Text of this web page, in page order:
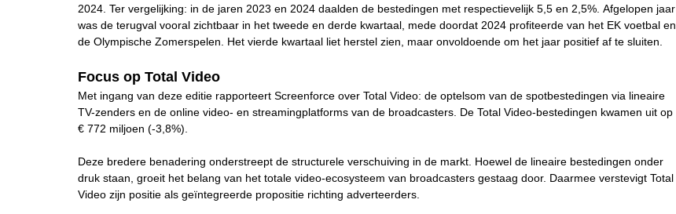
2024. Ter vergelijking: in de jaren 2023 en 2024 daalden de bestedingen met respectievelijk 5,5 en 2,5%. Afgelopen jaar
was de terugval vooral zichtbaar in het tweede en derde kwartaal, mede doordat 2024 profiteerde van het EK voetbal en
de Olympische Zomerspelen. Het vierde kwartaal liet herstel zien, maar onvoldoende om het jaar positief af te sluiten.
Focus op Total Video
Met ingang van deze editie rapporteert Screenforce over Total Video: de optelsom van de spotbestedingen via lineaire
TV-zenders en de online video- en streamingplatforms van de broadcasters. De Total Video-bestedingen kwamen uit op
€ 772 miljoen (-3,8%).
Deze bredere benadering onderstreept de structurele verschuiving in de markt. Hoewel de lineaire bestedingen onder
druk staan, groeit het belang van het totale video-ecosysteem van broadcasters gestaag door. Daarmee verstevigt Total
Video zijn positie als geïntegreerde propositie richting adverteerders.